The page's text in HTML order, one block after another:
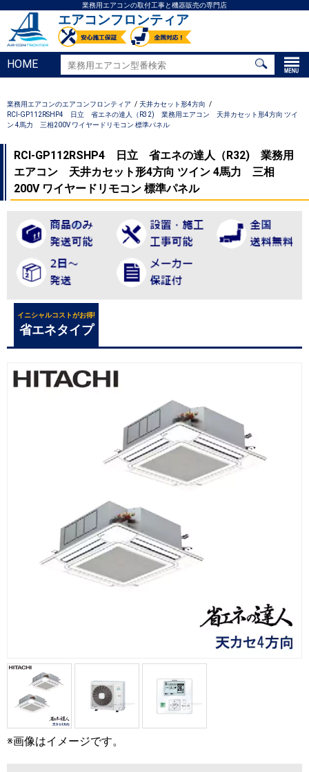
業務用エアコンの取付工事と機器販売の専門店
エアコンフロンティア
HOME
業務用エアコンのエアコンフロンティア
天井カセット形4方向
RCI-GP112RSHP4 日立 省エネの達人（R32) 業務用エアコン 天井カセット形4方向 ツイ
ン 4馬力 三相200V ワイヤードリモコン 標準パネル
RCI-GP112RSHP4 日立 省エネの達人（R32) 業務用
エアコン 天井カセット形4方向 ツイン 4馬力 三相
200V ワイヤードリモコン 標準パネル
イニシャルコストがお得!
省エネタイプ
※画像はイメージです。